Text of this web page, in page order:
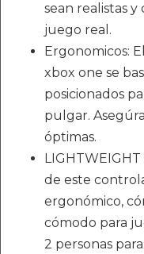
sean realistas
juego real.
Ergonomicos:
xbox one se
posicionados
pulgar.
óptimas.
de este
ergonómico,
cómodo para
2 personas